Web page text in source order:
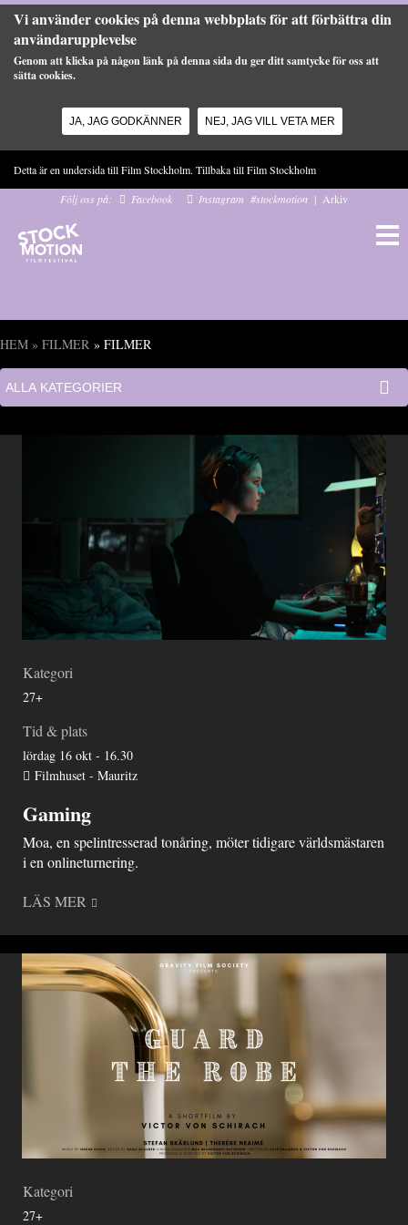
Vi använder cookies på denna webbplats för att förbättra din
användarupplevelse
Genom att klicka på någon länk på denna sida du ger ditt samtycke för oss att
sätta cookies.
JA, JAG GODKÄNNER NEJ, JAG VILL VETA MER
Detta är en undersida till Film Stockholm. Tillbaka tillFilm Stockholm
Följ oss på:
Facebook Instagram #stockmotion | Arkiv
Du är här
HEM » FILMER » FILMER
Kategori
27+
Tid & plats
lördag 16 okt - 16.30
Filmhuset - Mauritz
Gaming
Moa, en spelintresserad tonåring, möter tidigare världsmästaren
i en onlineturnering.
LÄS MER
Kategori
27+